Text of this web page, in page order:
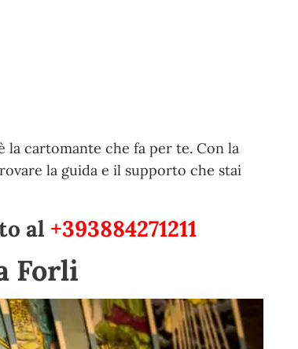
la cartomante che fa per te. Con la
la guida e il supporto che stai
al +393884271211
Forli